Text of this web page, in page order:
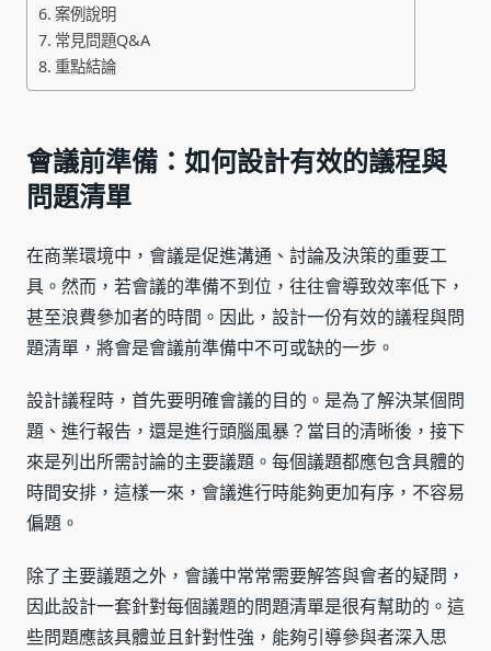
案例說明
常見問題Q&A
重點結論
會議前準備：如何設計有效的議程與
問題清單
在商業環境中，會議是促進溝通、討論及決策的重要工
具。然而，若會議的準備不到位，往往會導致效率低下，
甚至浪費參加者的時間。因此，設計一份有效的議程與問
題清單，將會是會議前準備中不可或缺的一步。
設計議程時，首先要明確會議的目的。是為了解決某個問
題、進行報告，還是進行頭腦風暴？當目的清晰後，接下
來是列出所需討論的主要議題。每個議題都應包含具體的
時間安排，這樣一來，會議進行時能夠更加有序，不容易
偏題。
除了主要議題之外，會議中常常需要解答與會者的疑問，
因此設計一套針對每個議題的問題清單是很有幫助的。這
些問題應該具體並且針對性強，能夠引導參與者深入思